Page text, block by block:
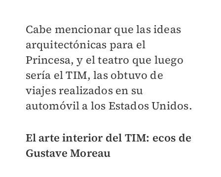
Cabe mencionar que las ideas
arquitectónicas para el
Princesa, y el teatro que luego
sería el TIM, las obtuvo de
viajes realizados en su
automóvil a los Estados Unidos.
El arte interior del TIM: ecos de
Gustave Moreau